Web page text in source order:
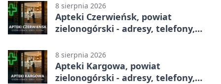
8 sierpnia 2026
Apteki Czerwieńsk, powiat
zielonogórski - adresy, telefony,
8 sierpnia 2026
Apteki Kargowa, powiat
zielonogórski - adresy, telefony,